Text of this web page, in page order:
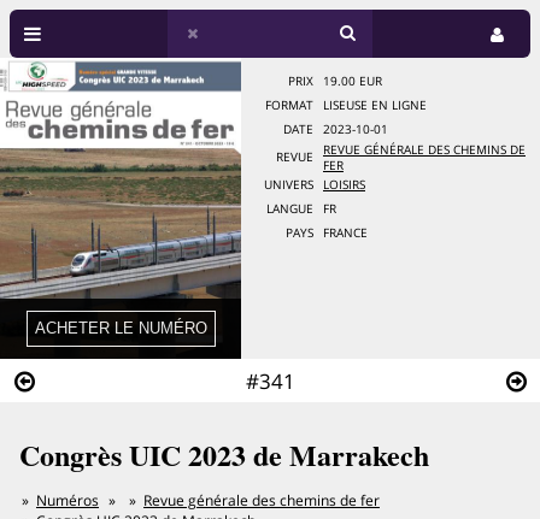
#341
PRIX
19.00 EUR
FORMAT
LISEUSE EN LIGNE
DATE
2023-10-01
REVUE
REVUE GÉNÉRALE DES CHEMINS DE
FER
UNIVERS
LOISIRS
LANGUE
FR
PAYS
FRANCE
Congrès UIC 2023 de Marrakech
Numéros
Revue générale des chemins de fer